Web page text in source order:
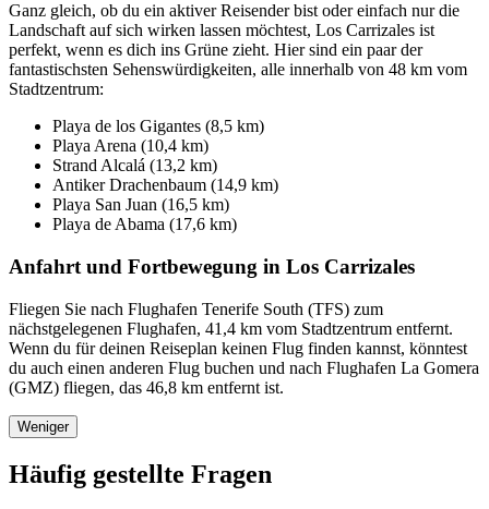
Ganz gleich, ob du ein aktiver Reisender bist oder einfach nur die
Landschaft auf sich wirken lassen möchtest, Los Carrizales ist
perfekt, wenn es dich ins Grüne zieht. Hier sind ein paar der
fantastischsten Sehenswürdigkeiten, alle innerhalb von 48 km vom
Stadtzentrum:
Playa de los Gigantes (8,5 km)
Playa Arena (10,4 km)
Strand Alcalá (13,2 km)
Antiker Drachenbaum (14,9 km)
Playa San Juan (16,5 km)
Playa de Abama (17,6 km)
Anfahrt und Fortbewegung in Los Carrizales
Fliegen Sie nach Flughafen Tenerife South (TFS) zum
nächstgelegenen Flughafen, 41,4 km vom Stadtzentrum entfernt.
Wenn du für deinen Reiseplan keinen Flug finden kannst, könntest
du auch einen anderen Flug buchen und nach Flughafen La Gomera
(GMZ) fliegen, das 46,8 km entfernt ist.
Weniger
Häufig gestellte Fragen